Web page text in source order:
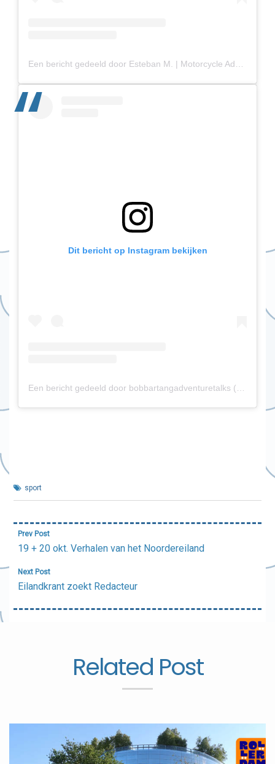
Een bericht gedeeld door Esteban M. | Motorcycle Adventurer (@stiefan)
Dit bericht op Instagram bekijken
sport
Bericht
navigatie
Prev Post
19 + 20 okt. Verhalen van het Noordereiland
Next Post
Eilandkrant zoekt Redacteur
Related Post